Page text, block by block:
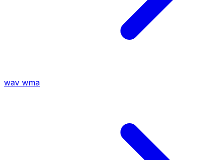
wav wma